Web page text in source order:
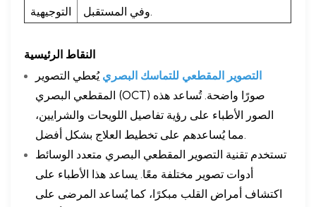
التوجيهية
النقاط الرئيسية
التصوير المقطعي للتماسك البصري يُعطي التصوير
المقطعي البصري (OCT) صورًا واضحة. تُساعد هذه
الصور الأطباء على رؤية تفاصيل اللويحات والشرايين،
تستخدم تقنية التصوير المقطعي البصري متعدد الوسائط
أدوات تصوير مختلفة معًا. يساعد هذا الأطباء على
اكتشاف أمراض القلب مبكرًا، كما يُساعد المرضى على